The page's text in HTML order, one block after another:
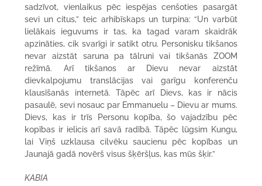
sadzīvot, vienlaikus pēc iespējas cenšoties pasargāt
sevi un citus,” teic arhibīskaps un turpina: “Un varbūt
lielākais ieguvums ir tas, ka tagad varam skaidrāk
apzināties, cik svarīgi ir satikt otru. Personisku tikšanos
nevar aizstāt saruna pa tālruni vai tikšanās ZOOM
režīmā. Arī tikšanos ar Dievu nevar aizstāt
dievkalpojumu translācijas vai garīgu konferenču
klausīšanās internetā. Tāpēc arī Dievs, kas ir nācis
pasaulē, sevi nosauc par Emmanuelu – Dievu ar mums.
Dievs, kas ir trīs Personu kopība, šo vajadzību pēc
kopības ir ielicis arī savā radībā. Tāpēc lūgsim Kungu,
lai Viņš uzklausa cilvēku saucienu pēc kopības un
Jaunajā gadā novērš visus šķēršļus, kas mūs šķir.”
KABIA